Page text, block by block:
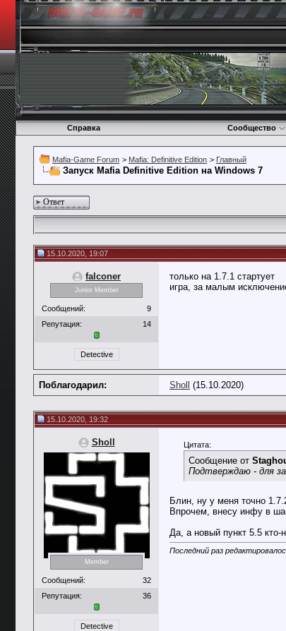
Справка Сообщество
Mafia-Game Forum > Mafia: Definitive Edition > Главный
Запуск Mafia Definitive Edition на Windows 7
Ответ
15.10.2020, 19:07
falconer
Junior Member
Сообщений:
9
Репутация:
14
Detective
только на 1.7.1 стартует
игра, за малым
Поблагодарил: Sholl (15.10.2020)
15.10.2020, 19:32
Sholl
Member
Сообщений:
32
Репутация:
36
Detective
Цитата:
Сообщение от
Подтверждаю - для
Блин, ну у меня точно
Впрочем, внесу инфу в
Да, а новый пункт 5.5 кто-
Последний раз